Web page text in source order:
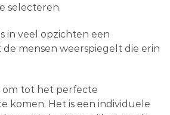
selecteren.
in veel opzichten een
de mensen weerspiegelt die erin
om tot het perfecte
komen. Het is een individuele